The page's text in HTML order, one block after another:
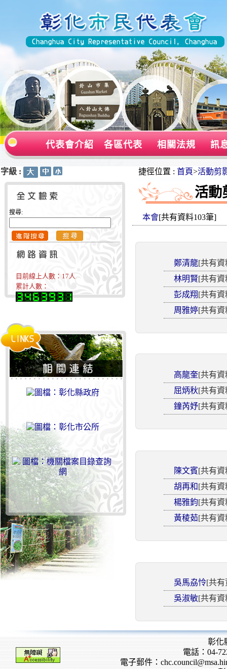
代表會介紹 各區代表 相關法規 訊
字級 :
搜尋:
目前線上人數： 17人
累計人數：
捷徑位置 : 首頁>活動剪
活動
本會[共有資料103筆]
鄭清龍[共有資
林明賢[共有資
彭成翔[共有資
周雅婷[共有資
高龍奎[共有資
屈炳秋[共有資
鐘芮妤[共有資
陳文賓[共有資
胡再和[共有資
楊雅鈞[共有資
黃稜茹[共有資
吳馬劦怜[共有
吳淑敏[共有資
彰化
電話：04-
電子郵件：